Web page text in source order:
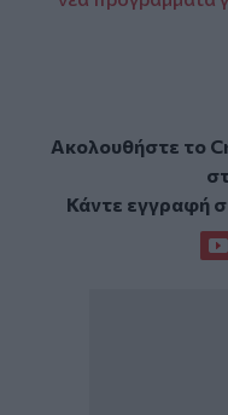
Ακολουθήστε το
Κάντε εγγραφή